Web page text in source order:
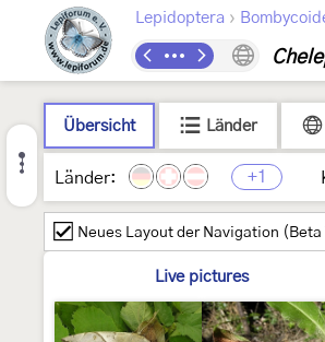
Lepidoptera ›
Übersicht Länder
Länder: +1
Neues Layout der Navigation (Beta
Live pictures